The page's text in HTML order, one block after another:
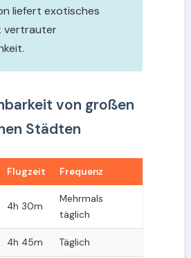
liefert exotisches
vertrauter
von großen
Städten
Flugzeit Frequenz
4h 30m
Mehrmals
täglich
4h 45m Täglich